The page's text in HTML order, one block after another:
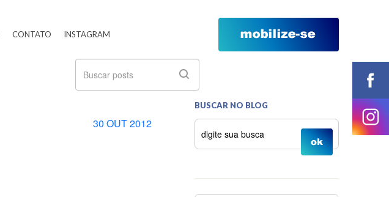
CONTATO INSTAGRAM
30 OUT 2012
BUSCAR NO BLOG